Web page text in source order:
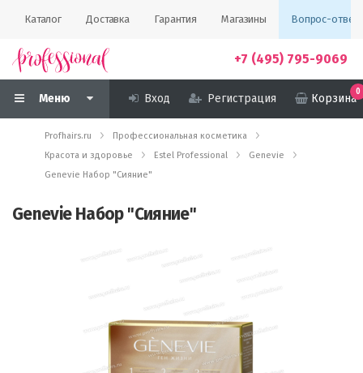
Каталог Доставка Гарантия Магазины Вопрос-ответ
+7 (495) 795-9069
Меню Вход Регистрация Корзина
0
Profhairs.ru
Профессиональная косметика
Красота и здоровье
Estel Professional
Genevie
Genevie Набор "Сияние"
Genevie Набор "Сияние"